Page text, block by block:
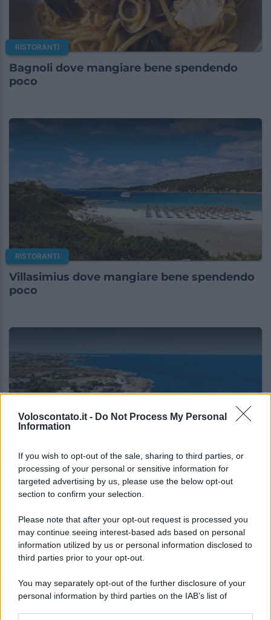
Voloscontato.it - Do Not Process My Personal
Information
If you wish to opt-out of the sale, sharing to third parties, or
processing of your personal or sensitive information for
targeted advertising by us, please use the below opt-out
section to confirm your selection.
Please note that after your opt-out request is processed you
may continue seeing interest-based ads based on personal
information utilized by us or personal information disclosed to
third parties prior to your opt-out.
You may separately opt-out of the further disclosure of your
personal information by third parties on the IAB’s list of
RISTORANTI
Bagnoli dove mangiare bene spendendo
poco
RISTORANTI
Villasimius dove mangiare bene spendendo
poco
RISTORANTI
Monopoli dove mangiare bene spendendo
poco
Lo sapevi che...
care d’Europa: la classifica 2026 fa
discutere